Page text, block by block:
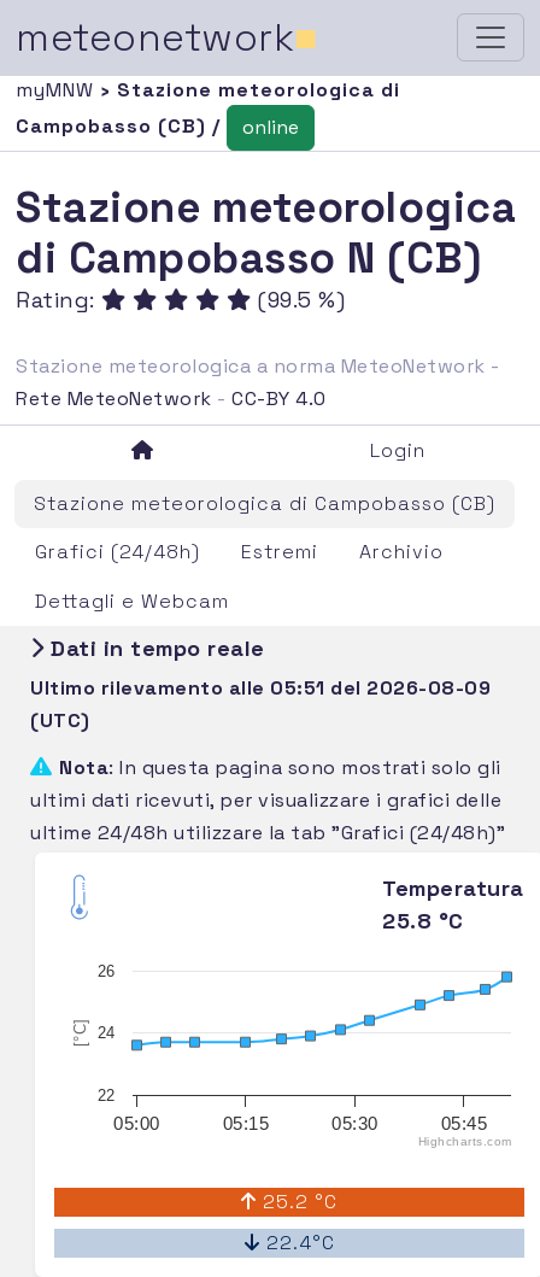
meteonetwork■
myMNW › Stazione meteorologica di
Campobasso (CB) /
online
Stazione meteorologica
di Campobasso N (CB)
Rating: (99.5 %)
Stazione meteorologica a norma MeteoNetwork -
Rete MeteoNetwork -CC-BY 4.0
Login
Stazione meteorologica di Campobasso (CB)
Grafici (24/48h)
Estremi
Archivio
Dettagli e Webcam
Dati in tempo reale
Ultimo rilevamento alle 05:51 del 2026-08-09
(UTC)
Nota: In questa pagina sono mostrati solo gli
ultimi dati ricevuti, per visualizzare i grafici delle
ultime 24/48h utilizzare la tab "Grafici (24/48h)"
Temperatura
25.8 °C
[°C]
05:00 05:15 05:30 05:45
22
24
26
Highcharts.com
25.2 °C
22.4°C